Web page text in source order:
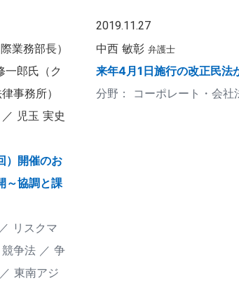
業務部長）
一郎氏（ク
事務所）
児玉 実史
）開催のお
～協調と課
リスクマ
争法
争
東南アジ
2019.11.27
中西 敏彰 弁護士
来年4月1日施行の改正民法
コーポレート・会社